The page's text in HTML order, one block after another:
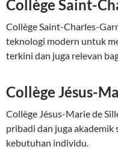
Collège Saint-
Collège Saint-Charles-
teknologi modern untuk
terkini dan juga relevan
Collège Jésus-
Collège Jésus-Marie de
pribadi dan juga akademik
kebutuhan individu.